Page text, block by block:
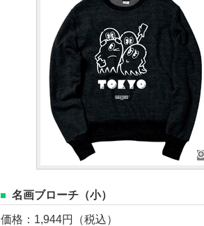
名画ブローチ（小）
価格：1,944円（税込）